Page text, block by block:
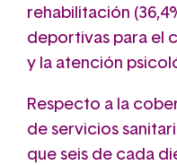
rehabilitación
deportivas para el
y la atención
Respecto a la
de servicios
que seis de cada